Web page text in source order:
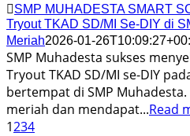
SMP MUHADESTA SMART
Tryout TKAD SD/MI Se-DIY di
Meriah2026-01-
SMP Muhadesta sukses
Tryout TKAD SD/MI se-DIY
bertempat di SMP
meriah dan mendapat...Read
1234